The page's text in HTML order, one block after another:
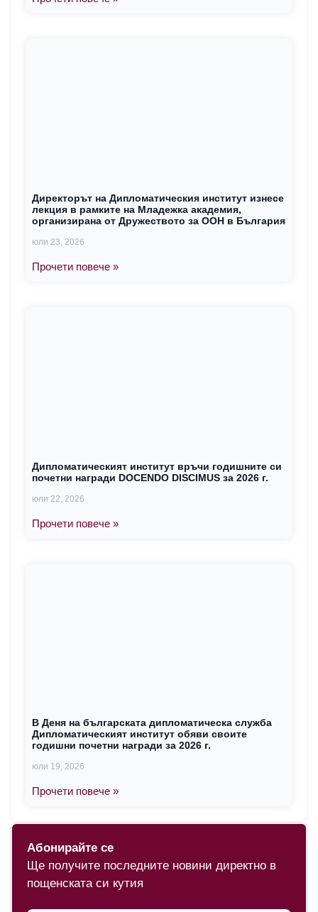
Директорът на Дипломатическия институт изнесе
лекция в рамките на Младежка академия,
организирана от Дружеството за ООН в България
юли 23, 2026
Прочети повече »
Дипломатическият институт връчи годишните си
почетни награди DOCENDO DISCIMUS за 2026 г.
юли 22, 2026
Прочети повече »
В Деня на българската дипломатическа служба
Дипломатическият институт обяви своите
годишни почетни награди за 2026 г.
юли 19, 2026
Прочети повече »
Абонирайте се
Ще получите последните новини директно в
пощенската си кутия